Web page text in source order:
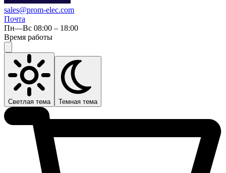
sales@prom-elec.com
Почта
Пн—Вс 08:00 – 18:00
Время работы
Светлая тема Темная тема